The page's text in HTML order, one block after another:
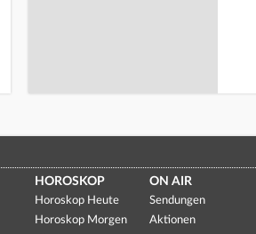
HOROSKOP
Horoskop Heute
Horoskop Morgen
ON AIR
Sendungen
Aktionen